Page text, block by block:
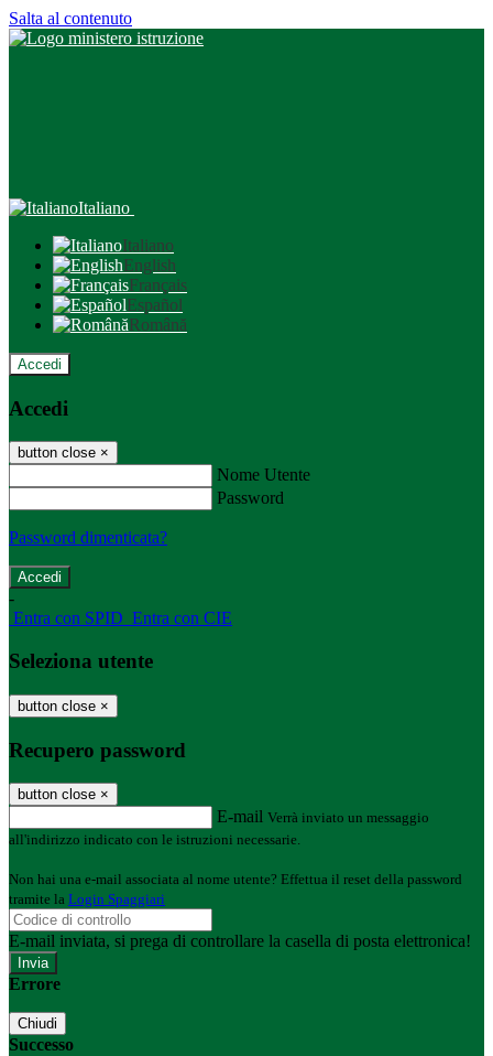
Salta al contenuto
Italiano
Italiano
English
Français
Español
Română
Accedi
Accedi
button close ×
Nome Utente
Password
Password dimenticata?
-
Entra con SPID Entra con CIE
Seleziona utente
button close ×
Recupero password
button close ×
E-mail Verrà inviato un messaggio
all'indirizzo indicato con le istruzioni necessarie.
Non hai una e-mail associata al nome utente? Effettua il reset della password
tramite la Login Spaggiari
E-mail inviata, si prega di controllare la casella di posta elettronica!
Errore
Chiudi
Successo